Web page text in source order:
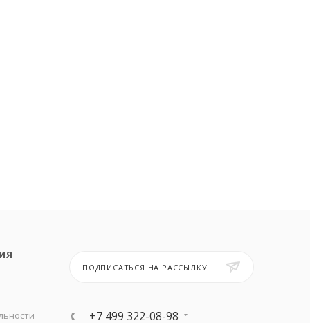
ПОДПИСАТЬСЯ НА РАССЫЛКУ
+7 499 322-08-98